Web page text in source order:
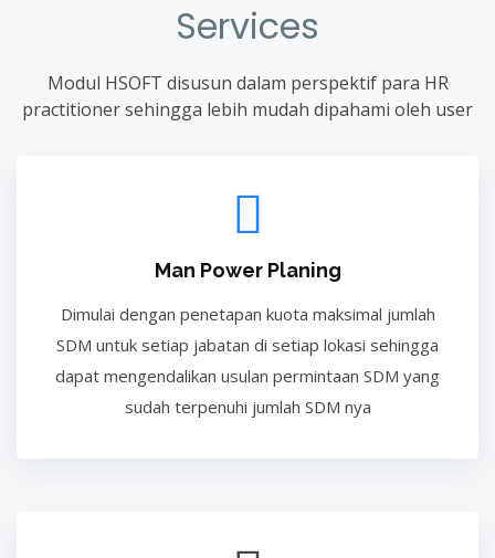
Services
Modul HSOFT disusun dalam perspektif para HR
practitioner sehingga lebih mudah dipahami oleh user
Man Power Planing
Dimulai dengan penetapan kuota maksimal jumlah
SDM untuk setiap jabatan di setiap lokasi sehingga
dapat mengendalikan usulan permintaan SDM yang
sudah terpenuhi jumlah SDM nya